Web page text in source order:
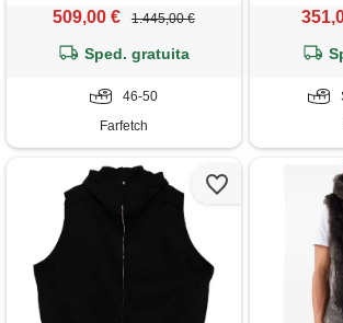
509,00 € 1.445,00 €
Sped. gratuita
46-50
Farfetch